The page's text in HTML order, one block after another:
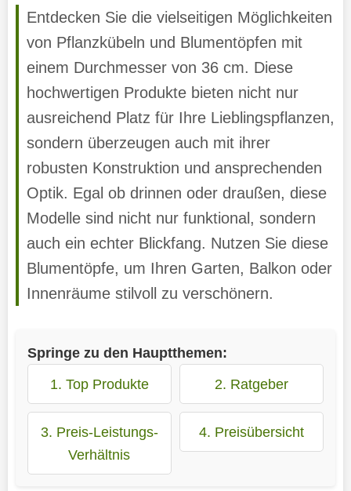
Entdecken Sie die vielseitigen Möglichkeiten
von Pflanzkübeln und Blumentöpfen mit
einem Durchmesser von 36 cm. Diese
hochwertigen Produkte bieten nicht nur
ausreichend Platz für Ihre Lieblingspflanzen,
sondern überzeugen auch mit ihrer
robusten Konstruktion und ansprechenden
Optik. Egal ob drinnen oder draußen, diese
Modelle sind nicht nur funktional, sondern
auch ein echter Blickfang. Nutzen Sie diese
Blumentöpfe, um Ihren Garten, Balkon oder
Innenräume stilvoll zu verschönern.
Springe zu den Hauptthemen:
1. Top Produkte
2. Ratgeber
3. Preis-Leistungs-
Verhältnis
4. Preisübersicht